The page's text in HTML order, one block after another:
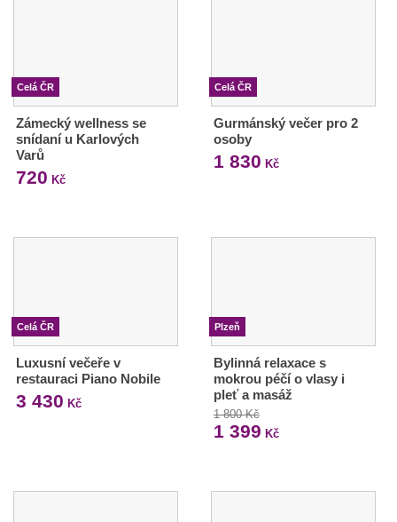
Celá ČR
Zámecký wellness se
snídaní u Karlových
Varů
720 Kč
Celá ČR
Gurmánský večer pro 2
osoby
1 830 Kč
Celá ČR
Luxusní večeře v
restauraci Piano Nobile
3 430 Kč
Plzeň
Bylinná relaxace s
mokrou péčí o vlasy i
pleť a masáž
1 800 Kč
1 399 Kč